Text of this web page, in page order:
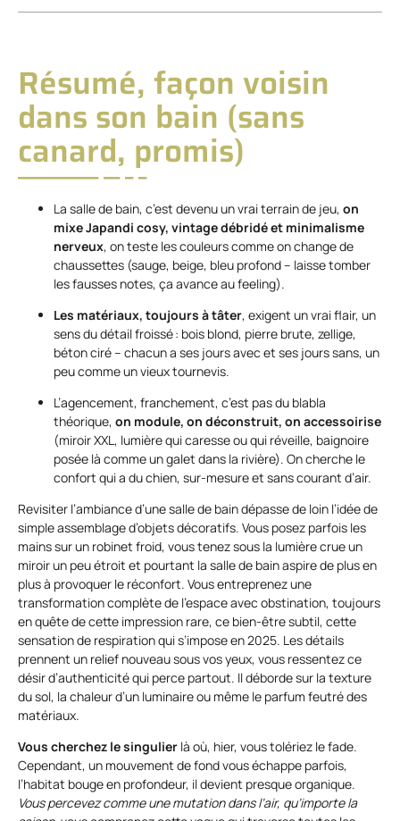
Résumé, façon voisin
dans son bain (sans
canard, promis)
La salle de bain, c’est devenu un vrai terrain de jeu, on
mixe Japandi cosy, vintage débridé et minimalisme
nerveux, on teste les couleurs comme on change de
chaussettes (sauge, beige, bleu profond – laisse tomber
les fausses notes, ça avance au feeling).
Les matériaux, toujours à tâter, exigent un vrai flair, un
sens du détail froissé : bois blond, pierre brute, zellige,
béton ciré – chacun a ses jours avec et ses jours sans, un
peu comme un vieux tournevis.
L’agencement, franchement, c’est pas du blabla
théorique, on module, on déconstruit, on accessoirise
(miroir XXL, lumière qui caresse ou qui réveille, baignoire
posée là comme un galet dans la rivière). On cherche le
confort qui a du chien, sur-mesure et sans courant d’air.
Revisiter l’ambiance d’une salle de bain dépasse de loin l’idée de
simple assemblage d’objets décoratifs. Vous posez parfois les
mains sur un robinet froid, vous tenez sous la lumière crue un
miroir un peu étroit et pourtant la salle de bain aspire de plus en
plus à provoquer le réconfort. Vous entreprenez une
transformation complète de l’espace avec obstination, toujours
en quête de cette impression rare, ce bien-être subtil, cette
sensation de respiration qui s’impose en 2025. Les détails
prennent un relief nouveau sous vos yeux, vous ressentez ce
désir d’authenticité qui perce partout. Il déborde sur la texture
du sol, la chaleur d’un luminaire ou même le parfum feutré des
matériaux.
Vous cherchez le singulier là où, hier, vous tolériez le fade.
Cependant, un mouvement de fond vous échappe parfois,
l’habitat bouge en profondeur, il devient presque organique.
Vous percevez comme une mutation dans l’air, qu’importe la